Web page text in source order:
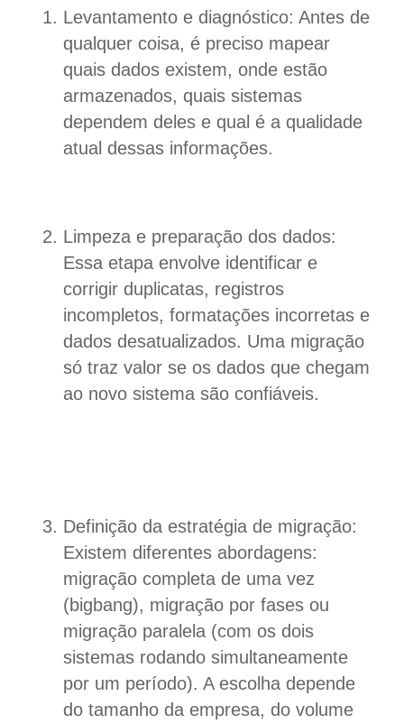
Levantamento e diagnóstico: Antes de
qualquer coisa, é preciso mapear
quais dados existem, onde estão
armazenados, quais sistemas
dependem deles e qual é a qualidade
atual dessas informações.
Limpeza e preparação dos dados:
Essa etapa envolve identificar e
corrigir duplicatas, registros
incompletos, formatações incorretas e
dados desatualizados. Uma migração
só traz valor se os dados que chegam
ao novo sistema são confiáveis.
Definição da estratégia de migração:
Existem diferentes abordagens:
migração completa de uma vez
(bigbang), migração por fases ou
migração paralela (com os dois
sistemas rodando simultaneamente
por um período). A escolha depende
do tamanho da empresa, do volume